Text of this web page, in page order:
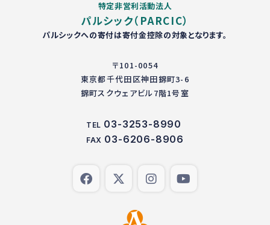
特定非営利活動法人
パルシック（PARCIC）
パルシックへの寄付は寄付金控除の対象となります。
〒101-0054
東京都千代田区神田錦町3-6
錦町スクウェアビル7階1号室
TEL 03-3253-8990
FAX 03-6206-8906